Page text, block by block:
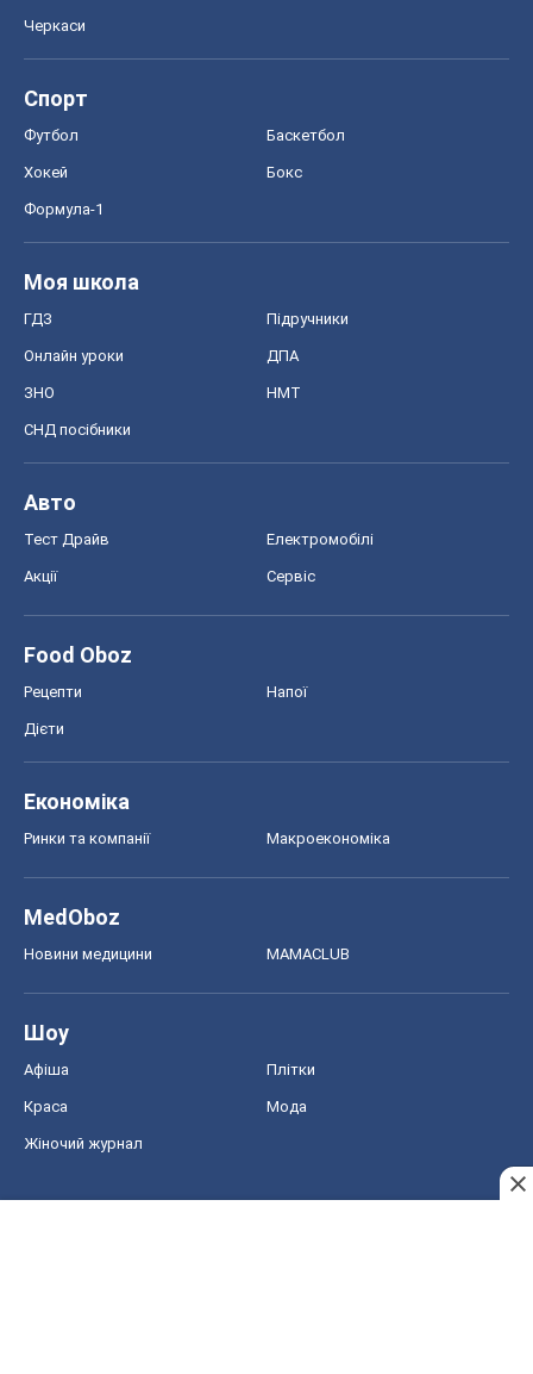
Черкаси
Спорт
Футбол Баскетбол
Хокей Бокс
Формула-1
Моя школа
ГДЗ Підручники
Онлайн уроки ДПА
ЗНО НМТ
СНД посібники
Авто
Тест Драйв Електромобілі
Акції Сервіс
Food Oboz
Рецепти Напої
Дієти
Економіка
Ринки та компанії Макроекономіка
MedOboz
Новини медицини MAMACLUB
Шоу
Афіша Плітки
Краса Мода
Жіночий журнал